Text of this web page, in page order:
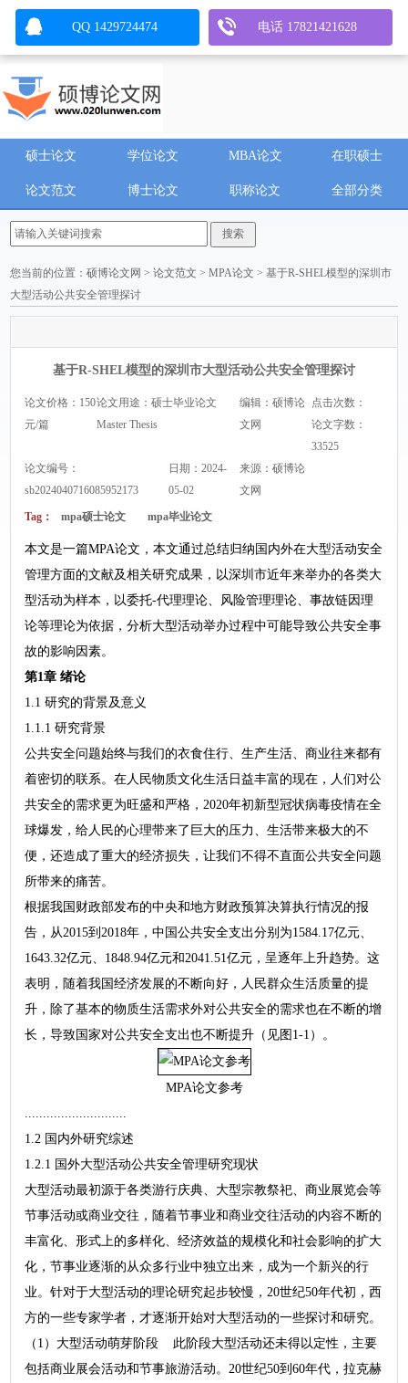
硕士论文 学位论文 MBA论文 在职硕士
论文范文 博士论文 职称论文 全部分类
您当前的位置：硕博论文网 >论文范文 >MPA论文 > 基于R-SHEL模型的深圳市
大型活动公共安全管理探讨
基于R-SHEL模型的深圳市大型活动公共安全管理探讨
论文价格：150
元/篇
论文用途：硕士毕业论文
Master Thesis
编辑：硕博论
文网
点击次数：
论文字数：
33525
论文编号：
sb2024040716085952173
日期：2024-
05-02
来源：硕博论
文网
Tag： mpa硕士论文 mpa毕业论文
本文是一篇MPA论文，本文通过总结归纳国内外在大型活动安全
管理方面的文献及相关研究成果，以深圳市近年来举办的各类大
型活动为样本，以委托-代理理论、风险管理理论、事故链因理
论等理论为依据，分析大型活动举办过程中可能导致公共安全事
故的影响因素。
第1章 绪论
1.1 研究的背景及意义
1.1.1 研究背景
公共安全问题始终与我们的衣食住行、生产生活、商业往来都有
着密切的联系。在人民物质文化生活日益丰富的现在，人们对公
共安全的需求更为旺盛和严格，2020年初新型冠状病毒疫情在全
球爆发，给人民的心理带来了巨大的压力、生活带来极大的不
便，还造成了重大的经济损失，让我们不得不直面公共安全问题
所带来的痛苦。
根据我国财政部发布的中央和地方财政预算决算执行情况的报
告，从2015到2018年，中国公共安全支出分别为1584.17亿元、
1643.32亿元、1848.94亿元和2041.51亿元，呈逐年上升趋势。这
表明，随着我国经济发展的不断向好，人民群众生活质量的提
升，除了基本的物质生活需求外对公共安全的需求也在不断的增
长，导致国家对公共安全支出也不断提升（见图1-1）。
MPA论文参考
1.2 国内外研究综述
1.2.1 国外大型活动公共安全管理研究现状
大型活动最初源于各类游行庆典、大型宗教祭祀、商业展览会等
节事活动或商业交往，随着节事业和商业交往活动的内容不断的
丰富化、形式上的多样化、经济效益的规模化和社会影响的扩大
化，节事业逐渐的从众多行业中独立出来，成为一个新兴的行
业。针对于大型活动的理论研究起步较慢，20世纪50年代初，西
方的一些专家学者，才逐渐开始对大型活动的一些探讨和研究。
（1）大型活动萌芽阶段 此阶段大型活动还未得以定性，主要
包括商业展会活动和节事旅游活动。20世纪50到60年代，拉克赫
QQ 1429724474 电话 17821421628